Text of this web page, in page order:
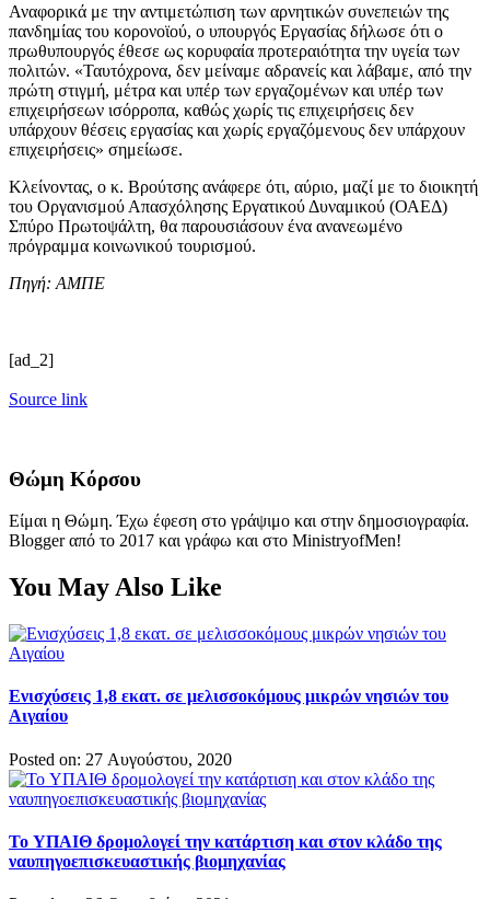
Αναφορικά με την αντιμετώπιση των αρνητικών συνεπειών της
πανδημίας του κορονοϊού, ο υπουργός Εργασίας δήλωσε ότι ο
πρωθυπουργός έθεσε ως κορυφαία προτεραιότητα την υγεία των
πολιτών. «Ταυτόχρονα, δεν μείναμε αδρανείς και λάβαμε, από την
πρώτη στιγμή, μέτρα και υπέρ των εργαζομένων και υπέρ των
επιχειρήσεων ισόρροπα, καθώς χωρίς τις επιχειρήσεις δεν
υπάρχουν θέσεις εργασίας και χωρίς εργαζόμενους δεν υπάρχουν
επιχειρήσεις» σημείωσε.
Κλείνοντας, ο κ. Βρούτσης ανάφερε ότι, αύριο, μαζί με το διοικητή
του Οργανισμού Απασχόλησης Εργατικού Δυναμικού (ΟΑΕΔ)
Σπύρο Πρωτοψάλτη, θα παρουσιάσουν ένα ανανεωμένο
πρόγραμμα κοινωνικού τουρισμού.
Πηγή: ΑΜΠΕ
[ad_2]
Source link
Θώμη Κόρσου
Είμαι η Θώμη. Έχω έφεση στο γράψιμο και στην δημοσιογραφία.
Blogger από το 2017 και γράφω και στο MinistryofMen!
You May Also Like
Ενισχύσεις 1,8 εκατ. σε μελισσοκόμους μικρών νησιών του
Αιγαίου
Posted on: 27 Αυγούστου, 2020
To ΥΠΑΙΘ δρομολογεί την κατάρτιση και στον κλάδο της
ναυπηγοεπισκευαστικής βιομηχανίας